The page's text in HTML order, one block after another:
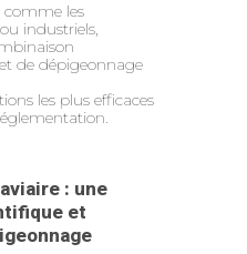
comme les
industriels,
de dépigeonnage
les plus efficaces
: une
et